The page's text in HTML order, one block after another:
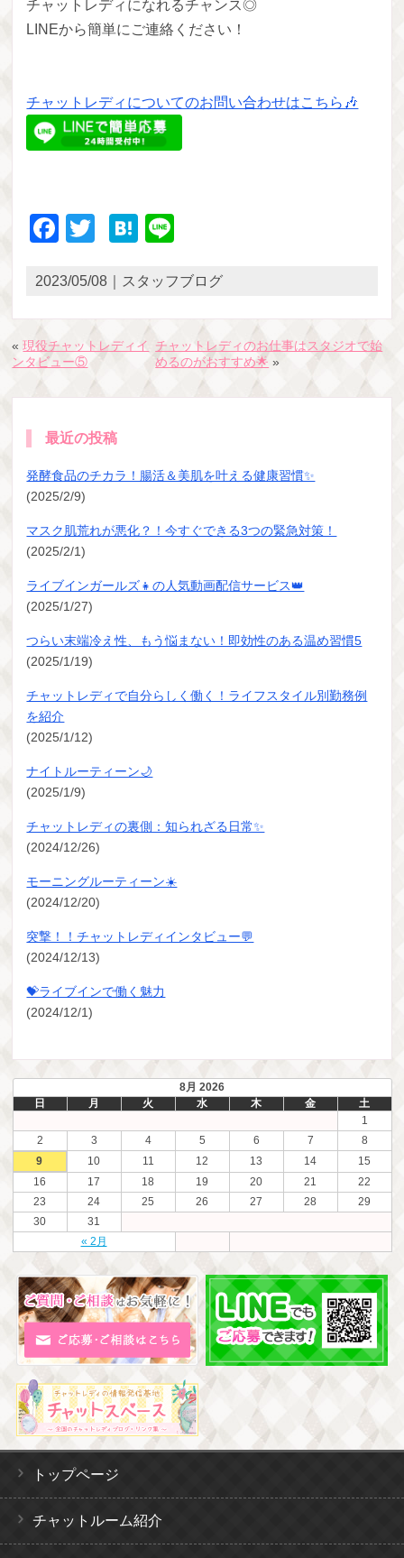
チャットレディになれるチャンス◎
LINEから簡単にご連絡ください！
チャットレディについてのお問い合わせはこちら🎶
Facebook
TwitterHatena
2023/05/08｜スタッフブログ
«現役チャットレディイ
ンタビュー⑤
チャットレディのお仕事はスタジオで始
めるのがおすすめ🌟 »
最近の投稿
発酵食品のチカラ！腸活＆美肌を叶える健康習慣✨
(2025/2/9)
マスク肌荒れが悪化？！今すぐできる3つの緊急対策！
(2025/2/1)
ライブインガールズ👧の人気動画配信サービス👑
(2025/1/27)
つらい末端冷え性、もう悩まない！即効性のある温め習慣5
(2025/1/19)
チャットレディで自分らしく働く！ライフスタイル別勤務例
を紹介
(2025/1/12)
ナイトルーティーン🌙
(2025/1/9)
チャットレディの裏側：知られざる日常✨
(2024/12/26)
モーニングルーティーン☀️
(2024/12/20)
突撃！！チャットレディインタビュー💬
(2024/12/13)
💝ライブインで働く魅力
(2024/12/1)
8月 2026
日
月 火 水 木 金 土
« 2月
1
2
3 4 5 6 7
8
9
10 11 12 13 14
15
16
17 18 19 20 21
22
23
24 25 26 27 28
29
30
31
トップページ
チャットルーム紹介